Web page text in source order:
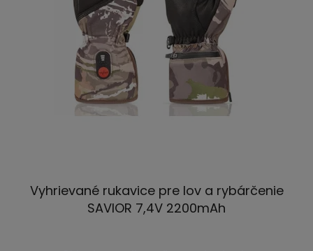
Vyhrievané rukavice pre lov a rybárčenie
SAVIOR 7,4V 2200mAh